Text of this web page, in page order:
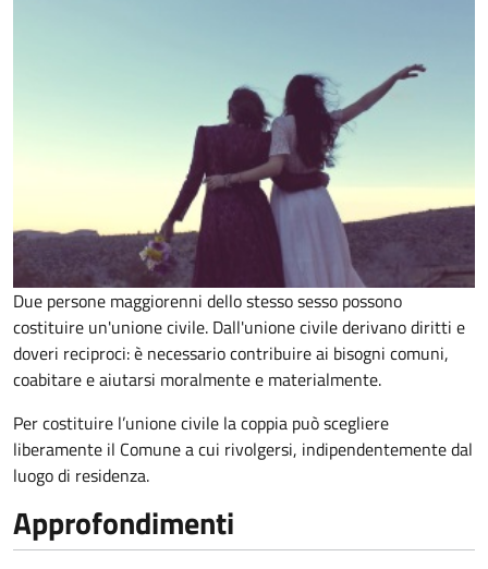
Due persone maggiorenni dello stesso sesso possono
costituire un'unione civile. Dall'unione civile derivano diritti e
doveri reciproci: è necessario contribuire ai bisogni comuni,
coabitare e aiutarsi moralmente e materialmente.
Per costituire l’unione civile la coppia può scegliere
liberamente il Comune a cui rivolgersi, indipendentemente dal
luogo di residenza.
Approfondimenti